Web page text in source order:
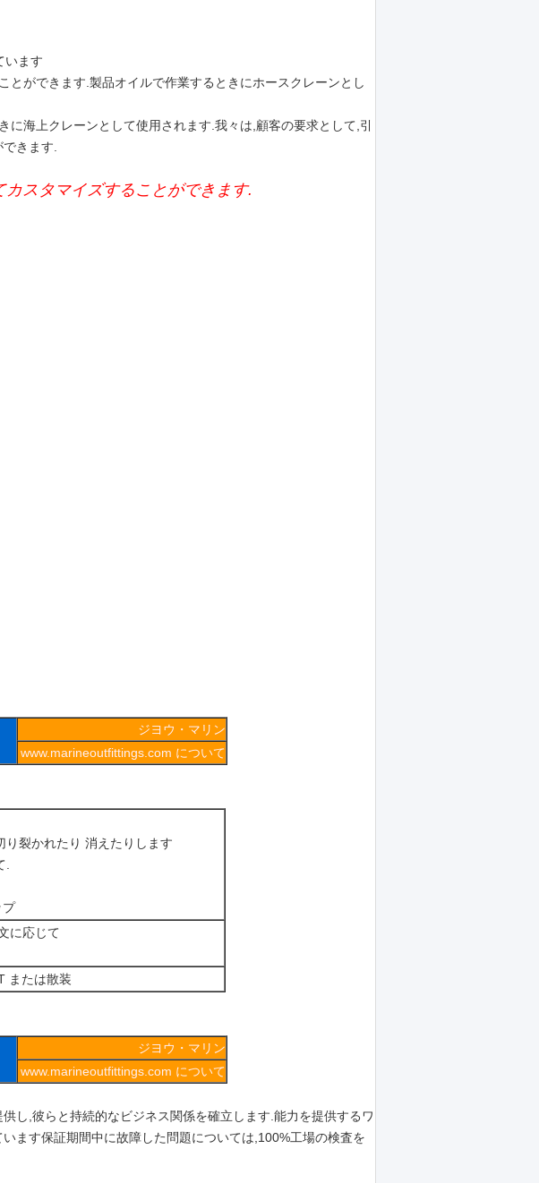
います
とができます.製品オイルで作業するときにホースクレーンとし
海上クレーンとして使用されます.我々は,顧客の要求として,引
きます.
スタマイズすることができます.
ジヨウ・マリン
www.marineoutfittings.com について
り裂かれたり 消えたりします
プ
に応じて
または散装
ジヨウ・マリン
www.marineoutfittings.com について
し,彼らと持続的なビジネス関係を確立します.能力を提供するワ
ます保証期間中に故障した問題については,100%工場の検査を